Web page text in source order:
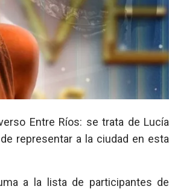
representar a la ciudad en esta
a la lista de participantes de